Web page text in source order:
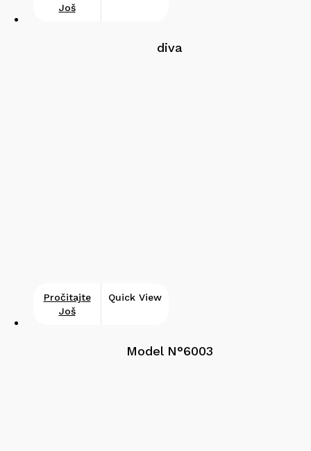
Još
diva
Pročitajte
Još
Quick View
Model N°6003